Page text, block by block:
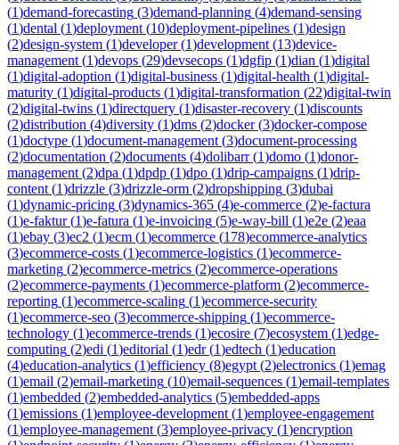
(1)demand-forecasting (3)demand-planning (4)demand-sensing
(1)dental (1)deployment (10)deployment-pipelines (1)design
(2)design-system (1)developer(1)development (13)device-
management (1)devops (29)devsecops (1)dgfip (1)dian (1)digital
(1)digital-adoption (1)digital-business (1)digital-health (1)digital-
maturity (1)digital-products (1)digital-transformation (22)digital-twin
(2)digital-twins (1)directquery (1)disaster-recovery (1)discounts
(2)distribution (4)diversity (1)dms (2)docker(3)docker-compose
(1)doctype (1)document-management (3)document-processing
(2)documentation (2)documents (4)dolibarr(1)domo (1)donor-
management (2)dpa (1)dpdp (1)dpo (1)drip-campaigns (1)drip-
content (1)drizzle (3)drizzle-orm (2)dropshipping (3)dubai
(1)dynamic-pricing (3)dynamics-365 (4)e-commerce (2)e-factura
(1)e-faktur(1)e-fatura (1)e-invoicing (5)e-way-bill (1)e2e (2)eaa
(1)ebay (3)ec2 (1)ecm (1)ecommerce (178)ecommerce-analytics
(3)ecommerce-costs (1)ecommerce-logistics (1)ecommerce-
marketing (2)ecommerce-metrics (2)ecommerce-operations
(2)ecommerce-payments (1)ecommerce-platform (2)ecommerce-
reporting (1)ecommerce-scaling (1)ecommerce-security
(1)ecommerce-seo (3)ecommerce-shipping (1)ecommerce-
technology (1)ecommerce-trends (1)ecosire (7)ecosystem (1)edge-
computing (2)edi (1)editorial (1)edr(1)edtech (1)education
(4)education-analytics (1)efficiency (8)egypt (2)electronics (1)emag
(1)email (2)email-marketing (10)email-sequences (1)email-templates
(1)embedded (2)embedded-analytics (5)embedded-apps
(1)emissions (1)employee-development (1)employee-engagement
(1)employee-management (3)employee-privacy (1)encryption